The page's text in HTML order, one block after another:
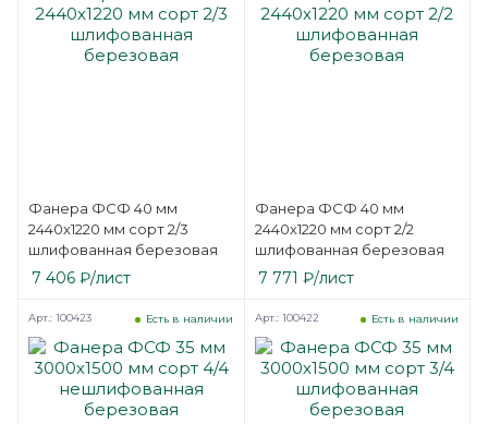
Фанера ФСФ 40 мм
2440х1220 мм сорт 2/3
шлифованная березовая
7 406 ₽/лист
Фанера ФСФ 40 мм
2440х1220 мм сорт 2/2
шлифованная березовая
7 771 ₽/лист
Есть в наличии
Арт.: 100423 Есть в наличии
Арт.: 100422